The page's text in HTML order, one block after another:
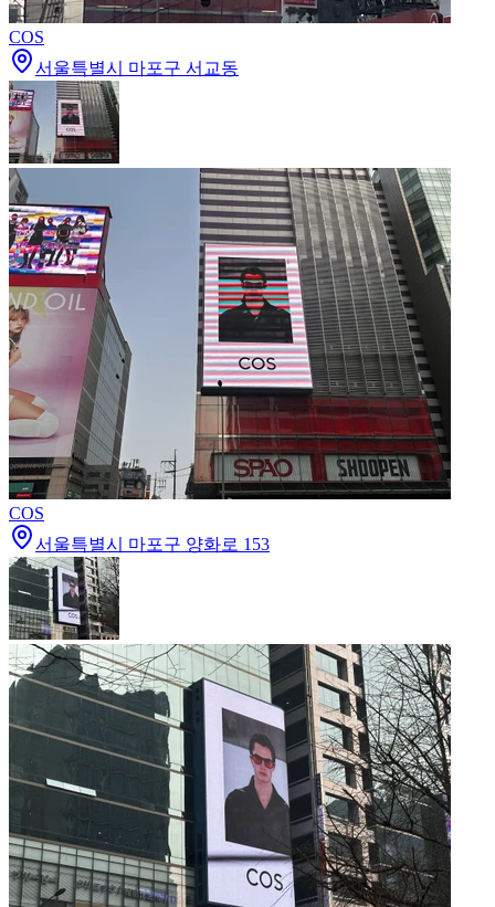
COS
서울특별시 마포구 서교동
COS
서울특별시 마포구 양화로 153